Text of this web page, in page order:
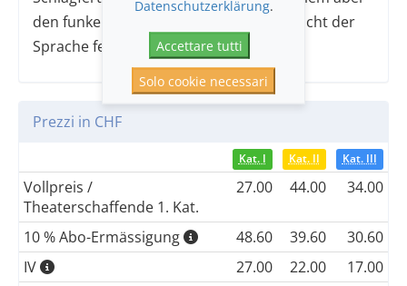
den funkelnden Esprit und somit die Macht der
Sprache feiert.
Prezzi in CHF
Kat. I Kat. II Kat. III
Vollpreis /
Theaterschaffende 1. Kat.
27.00 44.00 34.00
10 % Abo-Ermässigung 48.60 39.60
30.60
IV
27.00 22.00
17.00
Datenschutzerklärung.
Accettare tutti
Solo cookie necessari